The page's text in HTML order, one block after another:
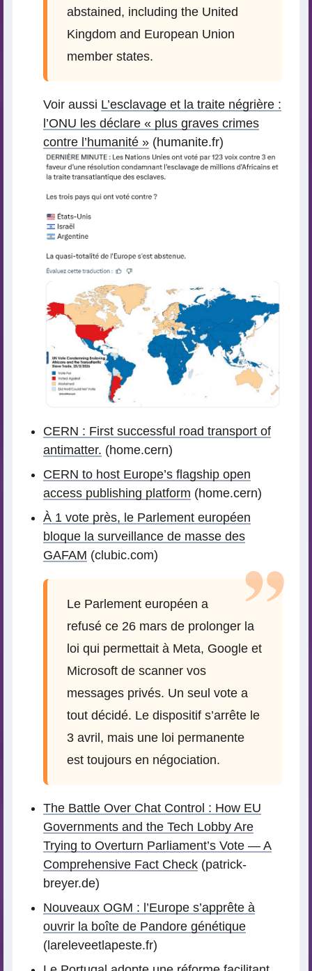
abstained, including the United
Kingdom and European Union
member states.
Voir aussi L’esclavage et la traite négrière :
l’ONU les déclare « plus graves crimes
contre l’humanité » (humanite.fr)
CERN : First successful road transport of
antimatter. (home.cern)
CERN to host Europe’s flagship open
access publishing platform (home.cern)
À 1 vote près, le Parlement européen
bloque la surveillance de masse des
GAFAM (clubic.com)
Le Parlement européen a
refusé ce 26 mars de prolonger la
loi qui permettait à Meta, Google et
Microsoft de scanner vos
messages privés. Un seul vote a
tout décidé. Le dispositif s’arrête le
3 avril, mais une loi permanente
est toujours en négociation.
The Battle Over Chat Control : How EU
Governments and the Tech Lobby Are
Trying to Overturn Parliament’s Vote — A
Comprehensive Fact Check (patrick-
breyer.de)
Nouveaux OGM : l’Europe s’apprête à
ouvrir la boîte de Pandore génétique
(lareleveetlapeste.fr)